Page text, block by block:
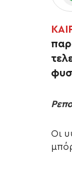
Οι